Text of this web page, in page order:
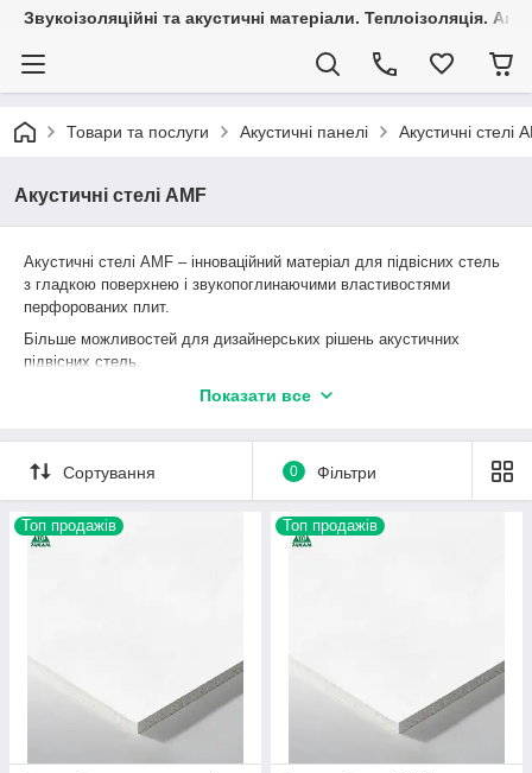
Звукоізоляційні та акустичні матеріали. Теплоізоляція.
Товари та послуги Акустичні панелі Акустичні стелі
Акустичні стелі AMF
Акустичні стелі AMF – інноваційний матеріал для підвісних стель
з гладкою поверхнею і звукопоглинаючими властивостями
перфорованих плит.
Більше можливостей для дизайнерських рішень акустичних
підвісних стель.
Високі протипожежні та світловідбиваючі характеристики.
Акустичні стелі AMF створюють комфортну акустичну середу.
Показати все
Сортування 0 Фільтри
Топ продажів Топ продажів